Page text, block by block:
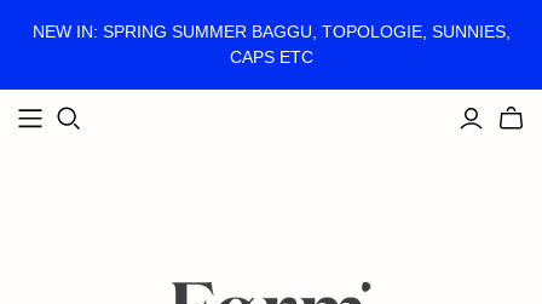
NEW IN: SPRING SUMMER BAGGU, TOPOLOGIE, SUNNIES,
CAPS ETC